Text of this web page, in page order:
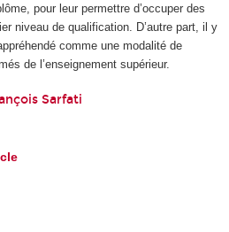
pour leur permettre d’occuper des
niveau de qualification. D’autre part, il y
comme une modalité de
de l’enseignement supérieur.
Sarfati